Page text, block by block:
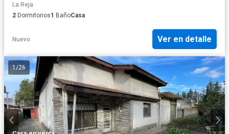
La Reja
2 Dormitorios1 BañoCasa
Nuevo Ver en detalle
1/26